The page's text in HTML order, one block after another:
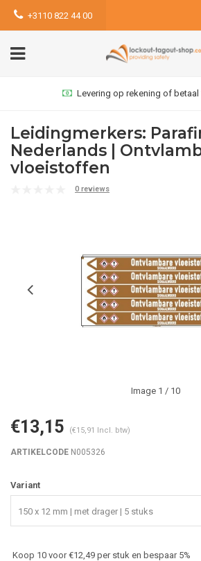
+3110 822 44 00
Levering op rekening of
Leidingmerkers:
Nederlands |
vloeistoffen
0 reviews
Image 1 / 10
€13,15 (€15,91 Incl. btw)
ARTIKELCODE N005326
Variant
150 x 12 mm | met drager | 5 stuks
Koop 10 voor €12,49 per stuk en bespaar 5%